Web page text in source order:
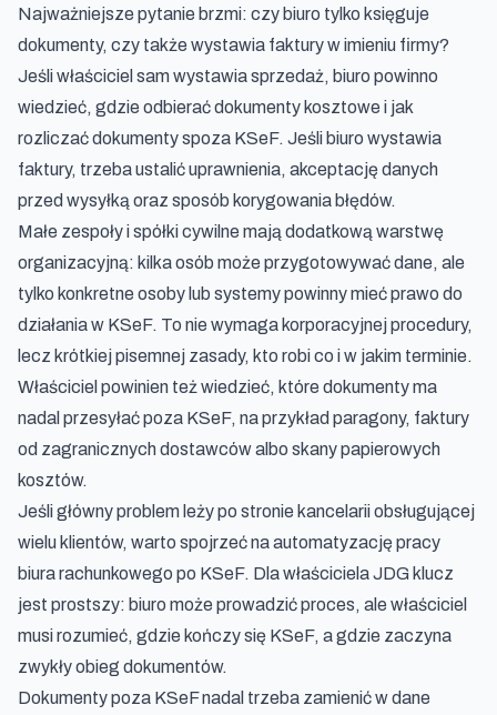
Najważniejsze pytanie brzmi: czy biuro tylko księguje
dokumenty, czy także wystawia faktury w imieniu firmy?
Jeśli właściciel sam wystawia sprzedaż, biuro powinno
wiedzieć, gdzie odbierać dokumenty kosztowe i jak
rozliczać dokumenty spoza KSeF. Jeśli biuro wystawia
faktury, trzeba ustalić uprawnienia, akceptację danych
przed wysyłką oraz sposób korygowania błędów.
Małe zespoły i spółki cywilne mają dodatkową warstwę
organizacyjną: kilka osób może przygotowywać dane, ale
tylko konkretne osoby lub systemy powinny mieć prawo do
działania w KSeF. To nie wymaga korporacyjnej procedury,
lecz krótkiej pisemnej zasady, kto robi co i w jakim terminie.
Właściciel powinien też wiedzieć, które dokumenty ma
nadal przesyłać poza KSeF, na przykład paragony, faktury
od zagranicznych dostawców albo skany papierowych
kosztów.
Jeśli główny problem leży po stronie kancelarii obsługującej
wielu klientów, warto spojrzeć naautomatyzację pracy
biura rachunkowego po KSeF. Dla właściciela JDG klucz
jest prostszy: biuro może prowadzić proces, ale właściciel
musi rozumieć, gdzie kończy się KSeF, a gdzie zaczyna
zwykły obieg dokumentów.
Dokumenty poza KSeF nadal trzeba zamienić w dane